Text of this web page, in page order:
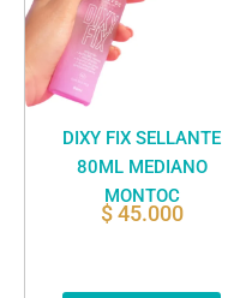
DIXY FIX SELLANTE
80ML MEDIANO
MONTOC
$45.000